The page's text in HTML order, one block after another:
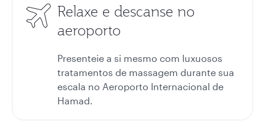
Relaxe e descanse no
aeroporto
Presenteie a si mesmo com luxuosos
tratamentos de massagem durante sua
escala no Aeroporto Internacional de
Hamad.